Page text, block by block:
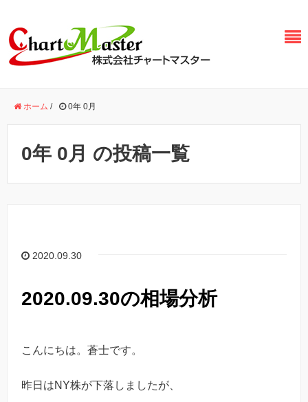
ホーム / 0年 0月
0年 0月 の投稿一覧
2020.09.30
2020.09.30の相場分析
こんにちは。蒼士です。
昨日はNY株が下落しましたが、